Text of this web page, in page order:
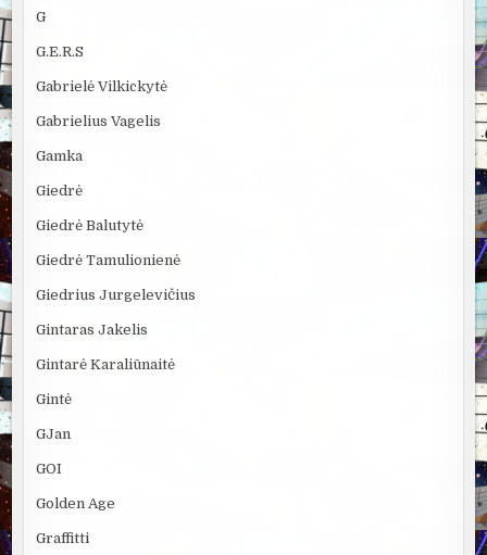
G
G.E.R.S
Gabrielė Vilkickytė
Gabrielius Vagelis
Gamka
Giedrė
Giedrė Balutytė
Giedrė Tamulionienė
Giedrius Jurgelevičius
Gintaras Jakelis
Gintarė Karaliūnaitė
Gintė
GJan
GOI
Golden Age
Graffitti